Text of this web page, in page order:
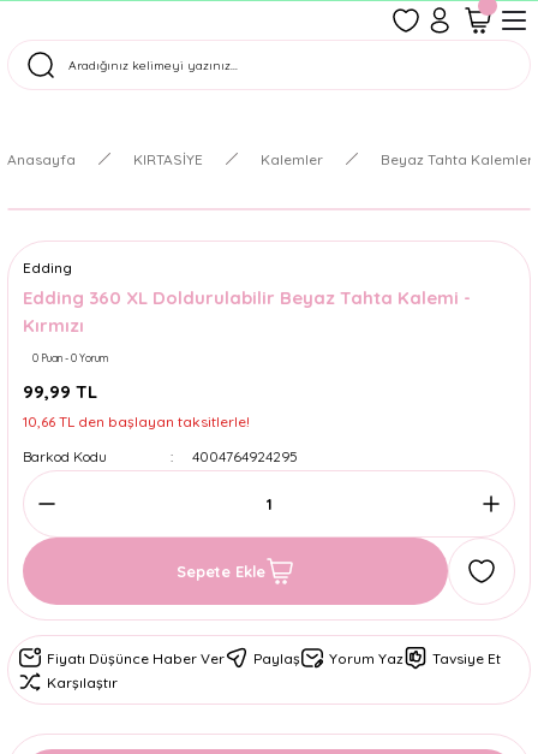
Tüm Siparişler Aynı Gün Kargoda!
Anasayfa KIRTASİYE Kalemler Beyaz Tahta
Edding
Edding 360 XL Doldurulabilir Beyaz Tahta Kalemi -
Kırmızı
0 Puan - 0 Yorum
99,99 TL
10,66 TL den başlayan taksitlerle!
Barkod Kodu
4004764924295
Sepete Ekle
Fiyatı Düşünce Haber Ver Paylaş Yorum Yaz
Tavsiye Et
Karşılaştır